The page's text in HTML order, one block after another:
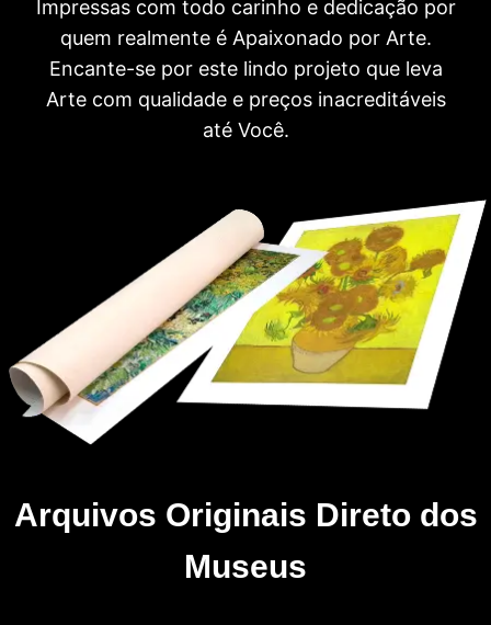
Impressas com todo carinho e dedicação por
quem realmente é Apaixonado por Arte.
Encante-se por este lindo projeto que leva
Arte com qualidade e preços inacreditáveis
até Você.
Arquivos Originais Direto dos
Museus